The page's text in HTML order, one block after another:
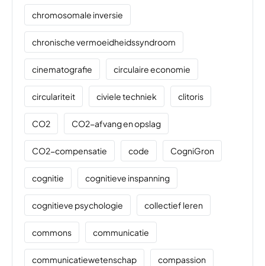
chromosomale inversie
chronische vermoeidheidssyndroom
cinematografie circulaire economie
circulariteit civiele techniek clitoris
CO2 CO2-afvang en opslag
CO2-compensatie code CogniGron
cognitie cognitieve inspanning
cognitieve psychologie collectief leren
commons communicatie
communicatiewetenschap compassion